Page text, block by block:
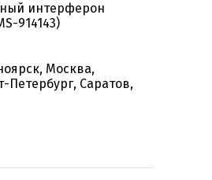
интерферон
914143)
Москва,
Петербург, Саратов,